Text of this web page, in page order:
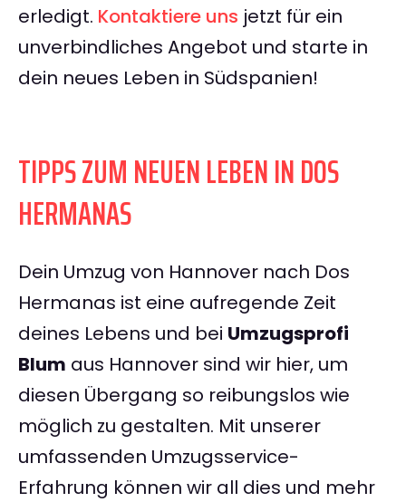
erledigt. Kontaktiere uns jetzt für ein
unverbindliches Angebot und starte in
dein neues Leben in Südspanien!
TIPPS ZUM NEUEN LEBEN IN DOS
HERMANAS
Dein Umzug von Hannover nach Dos
Hermanas ist eine aufregende Zeit
deines Lebens und bei Umzugsprofi
Blum aus Hannover sind wir hier, um
diesen Übergang so reibungslos wie
möglich zu gestalten. Mit unserer
umfassenden Umzugsservice-
Erfahrung können wir all dies und mehr